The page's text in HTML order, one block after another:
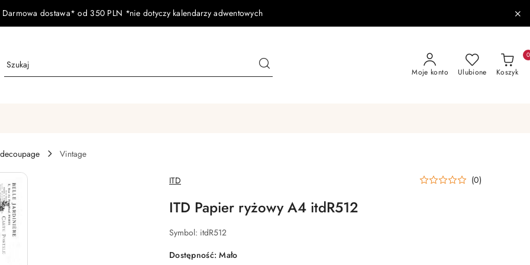
Darmowa dostawa* od 350 PLN *nie dotyczy kalendarzy adwentowych
Moje konto Ulubione Koszyk
0
Vintage
NAZWA
PRODUCENTA:
ITD (0)
ITD Papier ryżowy A4 itdR512
Symbol: itdR512
Dostępność:Mało